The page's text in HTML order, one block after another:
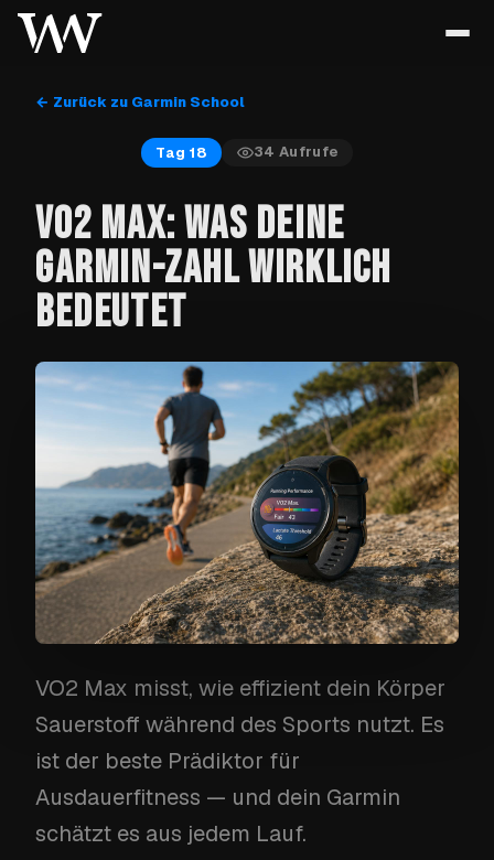
← Zurück zu Garmin School
Tag 18 34 Aufrufe
VO2 MAX: WAS DEINE
GARMIN-ZAHL WIRKLICH
BEDEUTET
VO2 Max misst, wie effizient dein Körper
Sauerstoff während des Sports nutzt. Es
ist der beste Prädiktor für
Ausdauerfitness — und dein Garmin
schätzt es aus jedem Lauf.